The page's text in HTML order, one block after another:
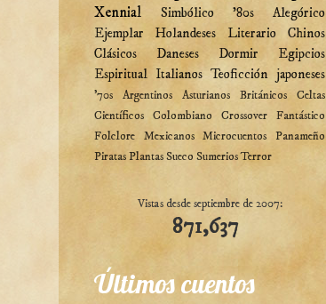
Xennial
Simbólico '80s
Alegórico
Ejemplar
Holandeses Literario
Chinos
Clásicos
Daneses Dormir
Egipcios
Espiritual Italianos Teoficción japoneses
'70s Argentinos Asturianos Británicos
Celtas
Científicos
Colombiano Crossover
Fantástico
Folclore
Mexicanos Microcuentos
Panameño
PiratasPlantasSueco SumeriosTerror
Vistas desde septiembre de 2007:
871,637
Últimos cuentos